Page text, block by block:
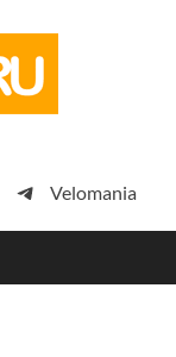
просто
Velomania